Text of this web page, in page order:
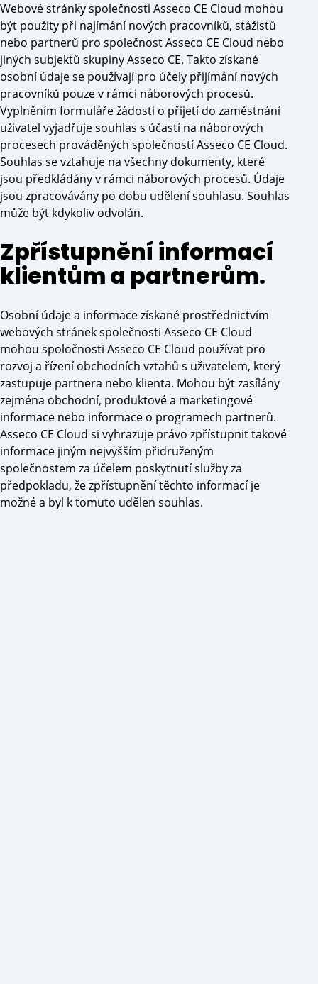
Webové stránky společnosti Asseco CE Cloud mohou
být použity při najímání nových pracovníků, stážistů
nebo partnerů pro společnost Asseco CE Cloud nebo
jiných subjektů skupiny Asseco CE. Takto získané
osobní údaje se používají pro účely přijímání nových
pracovníků pouze v rámci náborových procesů.
Vyplněním formuláře žádosti o přijetí do zaměstnání
uživatel vyjadřuje souhlas s účastí na náborových
procesech prováděných společností Asseco CE Cloud.
Souhlas se vztahuje na všechny dokumenty, které
jsou předkládány v rámci náborových procesů. Údaje
jsou zpracovávány po dobu udělení souhlasu. Souhlas
může být kdykoliv odvolán.
Zpřístupnění informací
klientům a partnerům.
Osobní údaje a informace získané prostřednictvím
webových stránek společnosti Asseco CE Cloud
mohou spoločnosti Asseco CE Cloud používat pro
rozvoj a řízení obchodních vztahů s uživatelem, který
zastupuje partnera nebo klienta. Mohou být zasílány
zejména obchodní, produktové a marketingové
informace nebo informace o programech partnerů.
Asseco CE Cloud si vyhrazuje právo zpřístupnit takové
informace jiným nejvyšším přidruženým
společnostem za účelem poskytnutí služby za
předpokladu, že zpřístupnění těchto informací je
možné a byl k tomuto udělen souhlas.